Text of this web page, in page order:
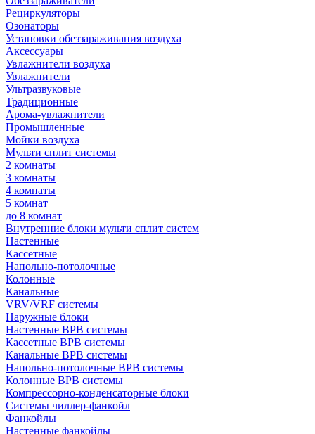
Рециркуляторы
Озонаторы
Установки обеззараживания воздуха
Аксессуары
Увлажнители воздуха
Увлажнители
Ультразвуковые
Традиционные
Арома-увлажнители
Промышленные
Мойки воздуха
Мульти сплит системы
2 комнаты
3 комнаты
4 комнаты
5 комнат
до 8 комнат
Внутренние блоки мульти сплит систем
Настенные
Кассетные
Напольно-потолочные
Колонные
Канальные
VRV/VRF системы
Наружные блоки
Настенные ВРВ системы
Кассетные ВРВ системы
Канальные ВРВ системы
Напольно-потолочные ВРВ системы
Колонные ВРВ системы
Компрессорно-конденсаторные блоки
Системы чиллер-фанкойл
Фанкойлы
Настенные фанкойлы